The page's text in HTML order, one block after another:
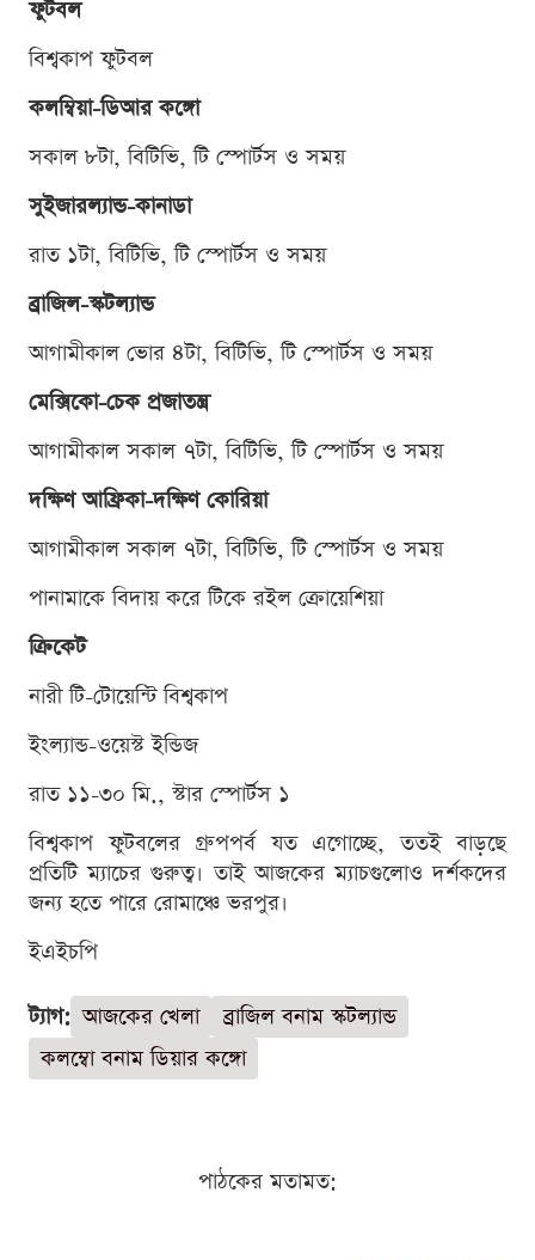
ফুটবল
বিশ্বকাপ ফুটবল
কলম্বিয়া-ডিআর কঙ্গো
সকাল ৮টা, বিটিভি, টি স্পোর্টস ও সময়
সুইজারল্যান্ড-কানাডা
রাত ১টা, বিটিভি, টি স্পোর্টস ও সময়
ব্রাজিল-স্কটল্যান্ড
আগামীকাল ভোর ৪টা, বিটিভি, টি স্পোর্টস ও সময়
মেক্সিকো-চেক প্রজাতন্ত্র
আগামীকাল সকাল ৭টা, বিটিভি, টি স্পোর্টস ও সময়
দক্ষিণ আফ্রিকা-দক্ষিণ কোরিয়া
আগামীকাল সকাল ৭টা, বিটিভি, টি স্পোর্টস ও সময়
পানামাকে বিদায় করে টিকে রইল ক্রোয়েশিয়া
ক্রিকেট
নারী টি-টোয়েন্টি বিশ্বকাপ
ইংল্যান্ড-ওয়েস্ট ইন্ডিজ
রাত ১১-৩০ মি., স্টার স্পোর্টস ১
বিশ্বকাপ ফুটবলের গ্রুপপর্ব যত এগোচ্ছে, ততই বাড়ছে
প্রতিটি ম্যাচের গুরুত্ব। তাই আজকের ম্যাচগুলোও দর্শকদের
জন্য হতে পারে রোমাঞ্চে ভরপুর।
ইএইচপি
ট্যাগ: আজকের খেলা
ব্রাজিল বনাম স্কটল্যান্ড
কলম্বো বনাম ডিয়ার কঙ্গো
পাঠকের মতামত: